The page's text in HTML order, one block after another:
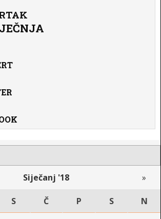
Siječanj '18 »
S Č P S N